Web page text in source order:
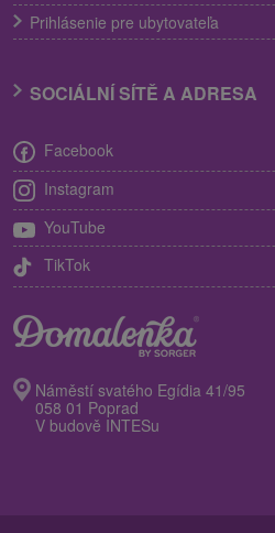
Prihlásenie pre ubytovateľa
SOCIÁLNÍ SÍTĚ A ADRESA
Facebook
Instagram
YouTube
TikTok
Náměstí svatého Egídia 41/95
058 01 Poprad
V budově INTESu